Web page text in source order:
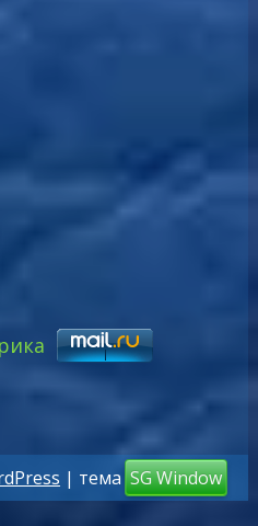
| темаSG Window